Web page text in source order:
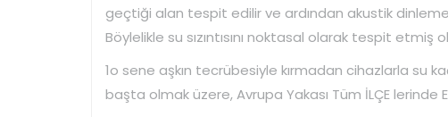
geçtiği alan tespit edilir ve ardından akustik
Böylelikle su sızıntısını noktasal olarak tespit etmiş
1o sene aşkın tecrübesiyle kırmadan cihazlarla su
başta olmak üzere, Avrupa Yakası Tüm İLÇE lerinde